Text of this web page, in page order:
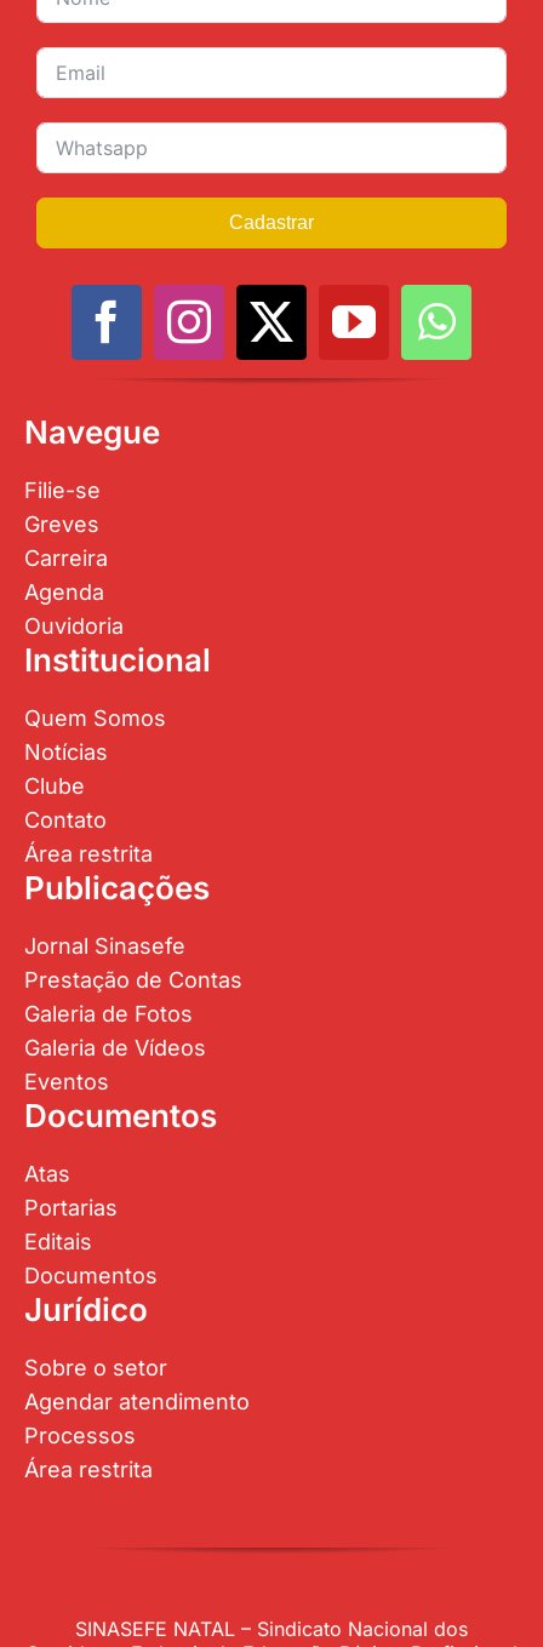
Cadastrar
Navegue
Filie-se
Greves
Carreira
Agenda
Ouvidoria
Institucional
Quem Somos
Notícias
Clube
Contato
Área restrita
Publicações
Jornal Sinasefe
Prestação de Contas
Galeria de Fotos
Galeria de Vídeos
Eventos
Documentos
Atas
Portarias
Editais
Documentos
Jurídico
Sobre o setor
Agendar atendimento
Processos
Área restrita
SINASEFE NATAL – Sindicato Nacional dos